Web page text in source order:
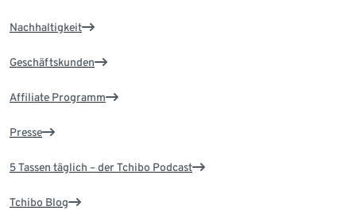
Nachhaltigkeit
Geschäftskunden
Affiliate Programm
Presse
5 Tassen täglich – der Tchibo Podcast
Tchibo Blog